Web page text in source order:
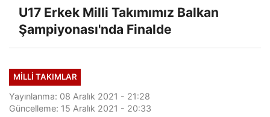
U17 Erkek Milli Takımımız Balkan
Şampiyonası'nda Finalde
MILLI TAKIMLAR
Yayınlanma: 08 Aralık 2021 - 21:28
Güncelleme: 15 Aralık 2021 - 20:33